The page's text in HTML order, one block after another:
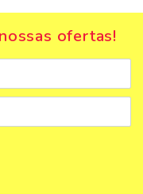
ofertas!